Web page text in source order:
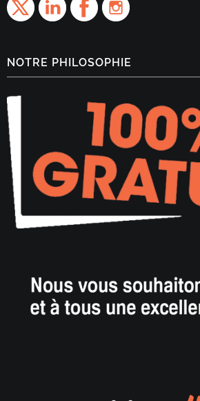
NOTRE PHILOSOPHIE